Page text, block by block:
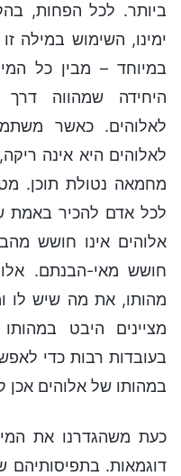
ביותר. לכל הפחות,
ימינו, השימוש במילה
במיוחד – מבין כל
היחידה שמהווה דרך
לאלוהים. כאשר
לאלוהים היא אינה
מחמאה נטולת תוכן.
לכל אדם להכיר באמת
אלוהים אינו חושש
חושש מאי-הבנתם.
מהותו, את מה שיש לו
מציינים היבט
בעובדות רבות כדי
במהותו של אלוהים אכן
כעת משהגדרנו את
דוגמאות. בתפיסותיהם